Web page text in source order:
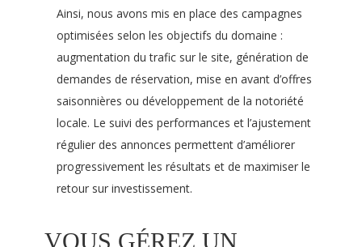
Ainsi, nous avons mis en place des campagnes
optimisées selon les objectifs du domaine :
augmentation du trafic sur le site, génération de
demandes de réservation, mise en avant d’offres
saisonnières ou développement de la notoriété
locale. Le suivi des performances et l’ajustement
régulier des annonces permettent d’améliorer
progressivement les résultats et de maximiser le
retour sur investissement.
VOUS GÉREZ UN